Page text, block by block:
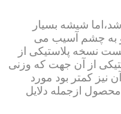
شیشه بسیار
به چشم آسیب می
۱۹۴۷ شرکت توانست نسخه پلاستیکی از
از آن جهت که وزنی
کمتر بود مورد
ازجمله دلایل